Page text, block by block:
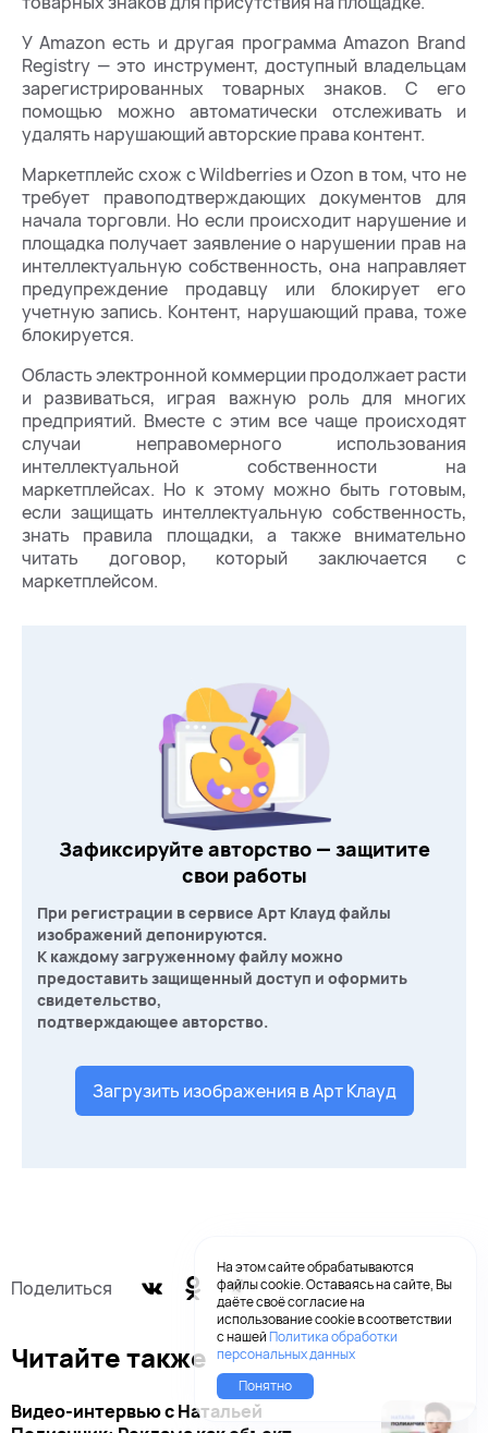
У Amazon есть и другая программа Amazon Brand
Registry — это инструмент, доступный владельцам
зарегистрированных товарных знаков. С его
помощью можно автоматически отслеживать и
удалять нарушающий авторские права контент.
Маркетплейс схож с Wildberries и Ozon в том, что не
требует правоподтверждающих документов для
начала торговли. Но если происходит нарушение и
площадка получает заявление о нарушении прав на
интеллектуальную собственность, она направляет
предупреждение продавцу или блокирует его
учетную запись. Контент, нарушающий права, тоже
блокируется.
Область электронной коммерции продолжает расти
и развиваться, играя важную роль для многих
предприятий. Вместе с этим все чаще происходят
случаи неправомерного использования
интеллектуальной собственности на
маркетплейсах. Но к этому можно быть готовым,
если защищать интеллектуальную собственность,
знать правила площадки, а также внимательно
читать договор, который заключается с
маркетплейсом.
Зафиксируйте авторство — защитите
свои работы
При регистрации в сервисе Арт Клауд файлы
изображений депонируются.
К каждому загруженному файлу можно
предоставить защищенный доступ и оформить
свидетельство,
подтверждающее авторство.
Загрузить изображения в Арт Клауд
Поделиться
Читайте также
Видео-интервью с Натальей
На этом сайте обрабатываются
файлы cookie. Оставаясь на сайте, Вы
даёте своё согласие на
использование cookie в соответствии
с нашейПолитика обработки
персональных данных
Понятно